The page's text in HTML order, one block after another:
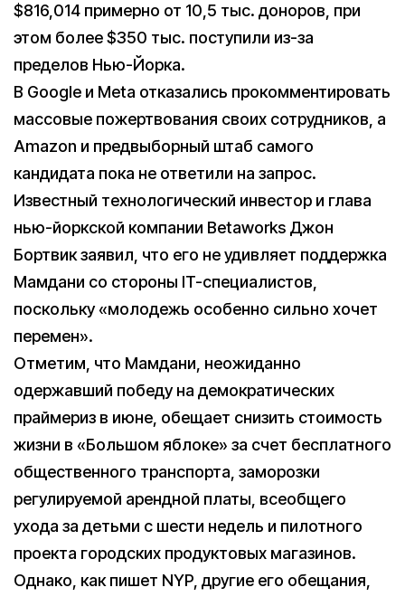
$816,014 примерно от 10,5 тыс. доноров, при
этом более $350 тыс. поступили из-за
пределов Нью-Йорка.
В Google и Meta отказались прокомментировать
массовые пожертвования своих сотрудников, а
Amazon и предвыборный штаб самого
кандидата пока не ответили на запрос.
Известный технологический инвестор и глава
нью-йоркской компании Betaworks Джон
Бортвик заявил, что его не удивляет поддержка
Мамдани со стороны IT-специалистов,
поскольку «молодежь особенно сильно хочет
перемен».
Отметим, что Мамдани, неожиданно
одержавший победу на демократических
праймериз в июне, обещает снизить стоимость
жизни в «Большом яблоке» за счет бесплатного
общественного транспорта, заморозки
регулируемой арендной платы, всеобщего
ухода за детьми с шести недель и пилотного
проекта городских продуктовых магазинов.
Однако, как пишет NYP, другие его обещания,